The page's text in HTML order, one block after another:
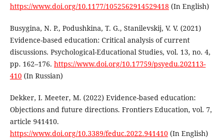
https://www.doi.org/10.1177/1052562914529418(In English)
Busygina, N. P., Podushkina, T. G., Stanilevskij, V. V. (2021)
Evidence-based education: Critical analysis of current
discussions. Psychological-Educational Studies, vol. 13, no. 4,
pp. 162–176. https://www.doi.org/10.17759/psyedu.202113-
410(In Russian)
Dekker, I. Meeter, M. (2022) Evidence-based education:
Objections and future directions. Frontiers Education, vol. 7,
article 941410.
https://www.doi.org/10.3389/feduc.2022.941410(In English)